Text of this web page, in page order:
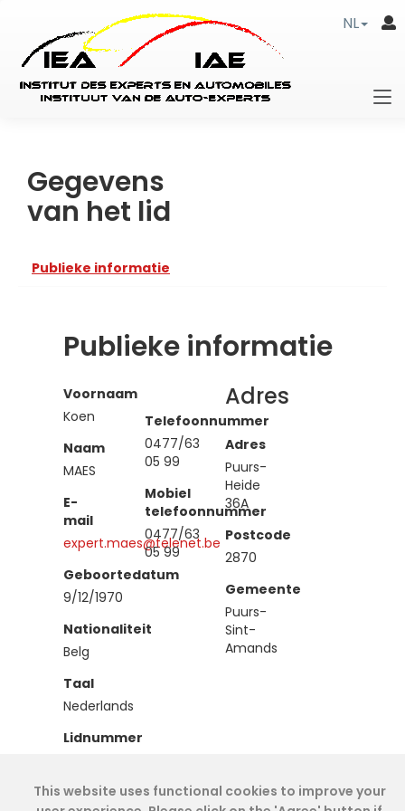
NL
Gegevens
van het lid
Publieke informatie
Publieke informatie
Voornaam
Koen
Naam
MAES
E-
mail
expert.maes@telenet.be
Geboortedatum
9/12/1970
Nationaliteit
Belg
Taal
Nederlands
Lidnummer
Type
Telefoonnummer
0477/63
05 99
Mobiel
telefoonnummer
0477/63
05 99
Adres
Adres
Puurs-
Heide
36A
Postcode
2870
Gemeente
Puurs-
Sint-
Amands
This website uses functional cookies to improve your